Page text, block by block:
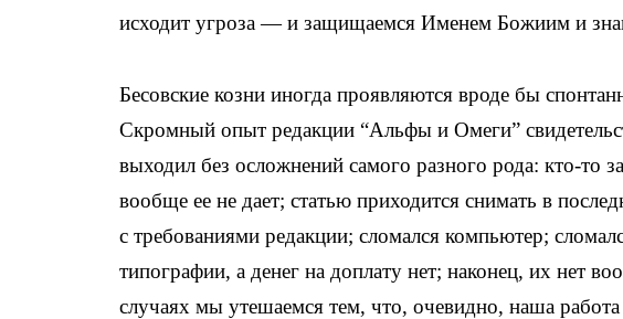
исходит угроза — и защищаемся Именем Божиим и
Бесовские козни иногда проявляются вроде бы
Скромный опыт редакции “Альфы и Омеги”
выходил без осложнений самого разного рода: кто-то
вообще ее не дает; статью приходится снимать в
с требованиями редакции; сломался компьютер;
типографии, а денег на доплату нет; наконец, их нет
случаях мы утешаемся тем, что, очевидно, наша